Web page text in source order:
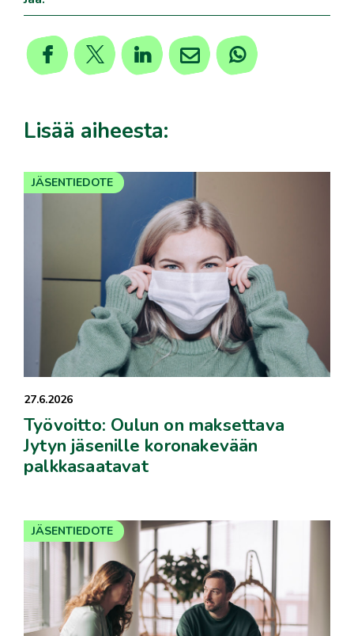
Lisää aiheesta:
27.6.2026
Työvoitto: Oulun on maksettava
Jytyn jäsenille koronakevään
palkkasaatavat
JÄSENTIEDOTE
JÄSENTIEDOTE